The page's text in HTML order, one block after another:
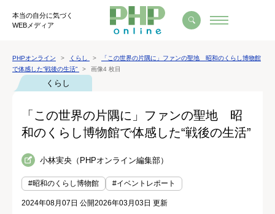
本当の自分に気づく
WEBメディア
PHPオンライン くらし
「この世界の片隅に」ファンの聖地 昭和のくらし博物館
で体感した“戦後の生活”
画像4 枚目
くらし
「この世界の片隅に」ファンの聖地 昭
和のくらし博物館で体感した“戦後の生活”
小林実央（PHPオンライン編集部）
#昭和のくらし博物館 #イベントレポート
2024年08月07日 公開2026年03月03日 更新